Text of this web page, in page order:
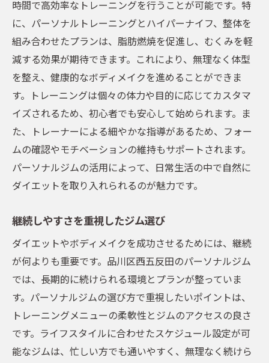
時間で高効率なトレーニングを行うことが可能です。特
に、パーソナルトレーニングとハイパーナイフ、整体を
組み合わせたプランは、脂肪燃焼を促進し、むくみを軽
減する効果が期待できます。これにより、無理なく体型
を整え、健康的なボディメイクを進めることができま
す。トレーニングは個々の体力や目的に応じてカスタマ
イズされるため、初心者でも安心して始められます。ま
た、トレーナーによる細やかな指導があるため、フォー
ムの確認やモチベーションの維持もサポートされます。
パーソナルジムの活用によって、日常生活の中で自然に
ダイエットを取り入れられるのが魅力です。
継続しやすさを重視したジム選び
ダイエットやボディメイクを成功させるためには、継続
が何よりも重要です。品川区西五反田のパーソナルジム
では、長期的に続けられる環境とプランが整っていま
す。パーソナルジムの選び方で重視したいポイントは、
トレーニングメニューの柔軟性とジムのアクセスの良さ
です。ライフスタイルに合わせたスケジュール設定が可
能なジムは、忙しい方でも通いやすく、無理なく続けら